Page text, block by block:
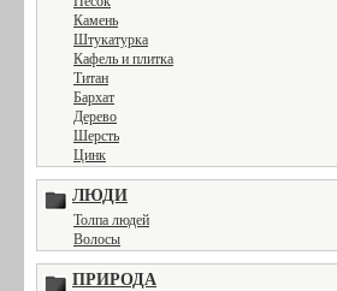
Камень
Штукатурка
Кафель и плитка
Титан
Бархат
Дерево
Шерсть
Цинк
ЛЮДИ
Толпа людей
Волосы
ПРИРОДА